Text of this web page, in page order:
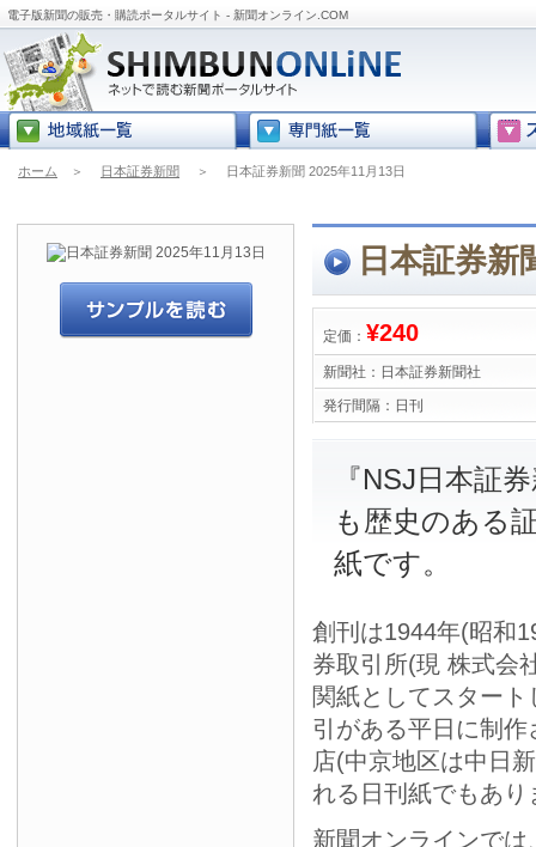
電子版新聞の販売・購読ポータルサイト - 新聞オンライン.COM
ホーム ＞ 日本証券新聞 ＞ 日本証券新聞 2025年11月13日
日本証券新
定価： ¥240
新聞社： 日本証券新聞社
発行間隔： 日刊
『NSJ日本証
も歴史のある
紙です。
創刊は1944年(昭和
券取引所(現 株式会
関紙としてスター
引がある平日に制
店(中京地区は中日
れる日刊紙でもあり
新聞オンラインで